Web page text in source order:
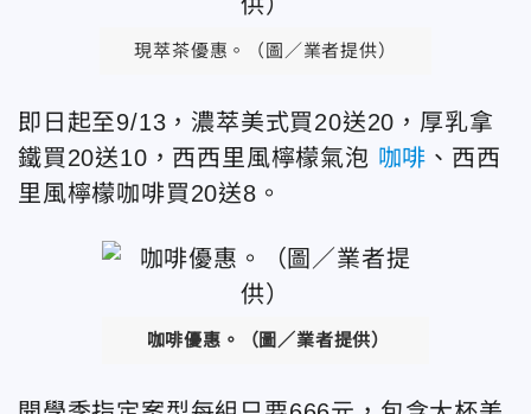
現萃茶優惠。（圖／業者提供）
即日起至9/13，濃萃美式買20送20，厚乳拿
鐵買20送10，西西里風檸檬氣泡 咖啡 、西西
里風檸檬咖啡買20送8。
咖啡優惠。（圖／業者提供）